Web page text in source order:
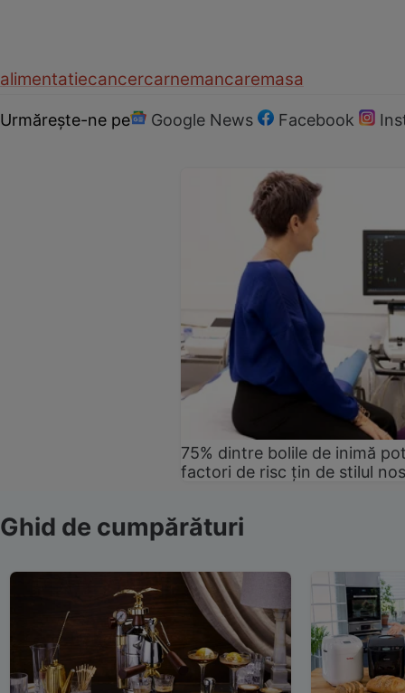
alimentatiecancercarnemancaremasa
Urmărește-ne pe Google News Facebook
75% dintre bolile de inimă
factori de risc țin de stilul
Ghid de cumpărături